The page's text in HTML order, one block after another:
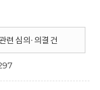
련 심의·의결 건